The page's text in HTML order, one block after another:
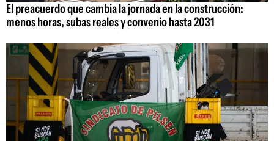
El preacuerdo que cambia la jornada en la construcción:
menos horas, subas reales y convenio hasta 2031